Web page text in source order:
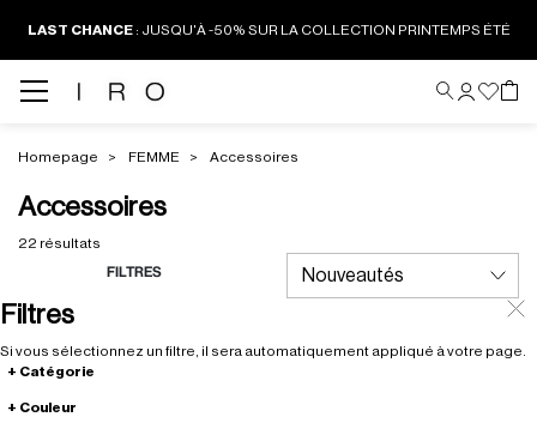
LAST CHANCE: JUSQU'À -50% SUR LA COLLECTION PRINTEMPS ÉTÉ
Homepage FEMME Accessoires
Accessoires
22 résultats
FILTRES
Filtres
Si vous sélectionnez un filtre, il sera automatiquement appliqué à votre page.
Catégorie
Couleur